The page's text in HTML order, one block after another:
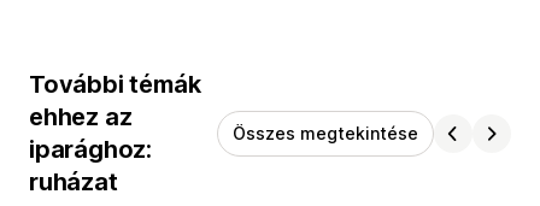
További témák
ehhez az
iparághoz:
ruházat
Összes megtekintése